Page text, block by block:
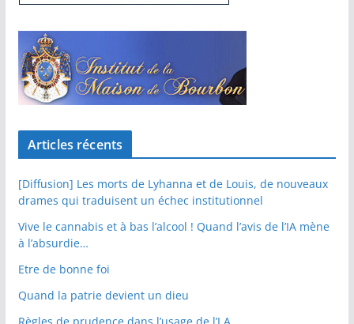
Articles récents
[Diffusion] Les morts de Lyhanna et de Louis, de nouveaux
drames qui traduisent un échec institutionnel
Vive le cannabis et à bas l’alcool ! Quand l’avis de l’IA mène
à l’absurdie…
Etre de bonne foi
Quand la patrie devient un dieu